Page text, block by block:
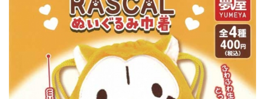
入荷スケジュールをチェック
カプセルトイマシン本体
カプセルトイ